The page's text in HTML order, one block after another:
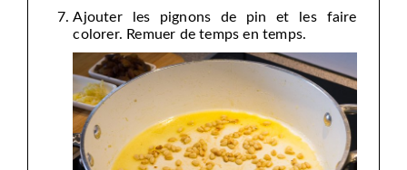
Ajouter les pignons de pin et les faire
colorer. Remuer de temps en temps.